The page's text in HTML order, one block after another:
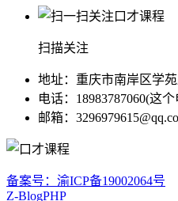
扫描关注
地址：重庆市南岸区学
电话：18983787060(这
邮箱：
备案号：渝ICP备19002064号
Z-BlogPHP